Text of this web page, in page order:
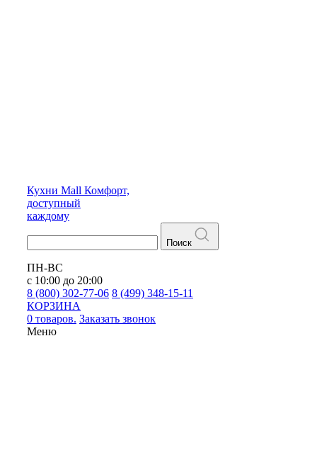
Кухни Mall Комфорт,
доступный
каждому
Поиск
ПН-ВС
с 10:00 до 20:00
8 (800) 302-77-06 8 (499) 348-15-11
КОРЗИНА
0 товаров. Заказать звонок
Меню